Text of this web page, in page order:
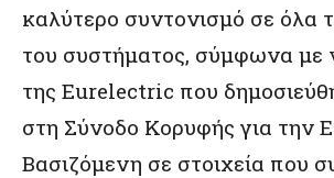
καλύτερο συντονισμό σε όλα
του συστήματος, σύμφωνα με
της Eurelectric που
στη Σύνοδο Κορυφής για την
Βασιζόμενη σε στοιχεία που